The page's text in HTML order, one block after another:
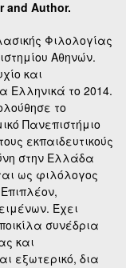
and Author.
Φιλολογίας
Αθηνών.
και
Ελληνικά το 2014.
το
Πανεπιστήμιο
εκπαιδευτικούς
στην Ελλάδα
ως φιλόλογος
Έχει
συνέδρια
και
εξωτερικό, δια